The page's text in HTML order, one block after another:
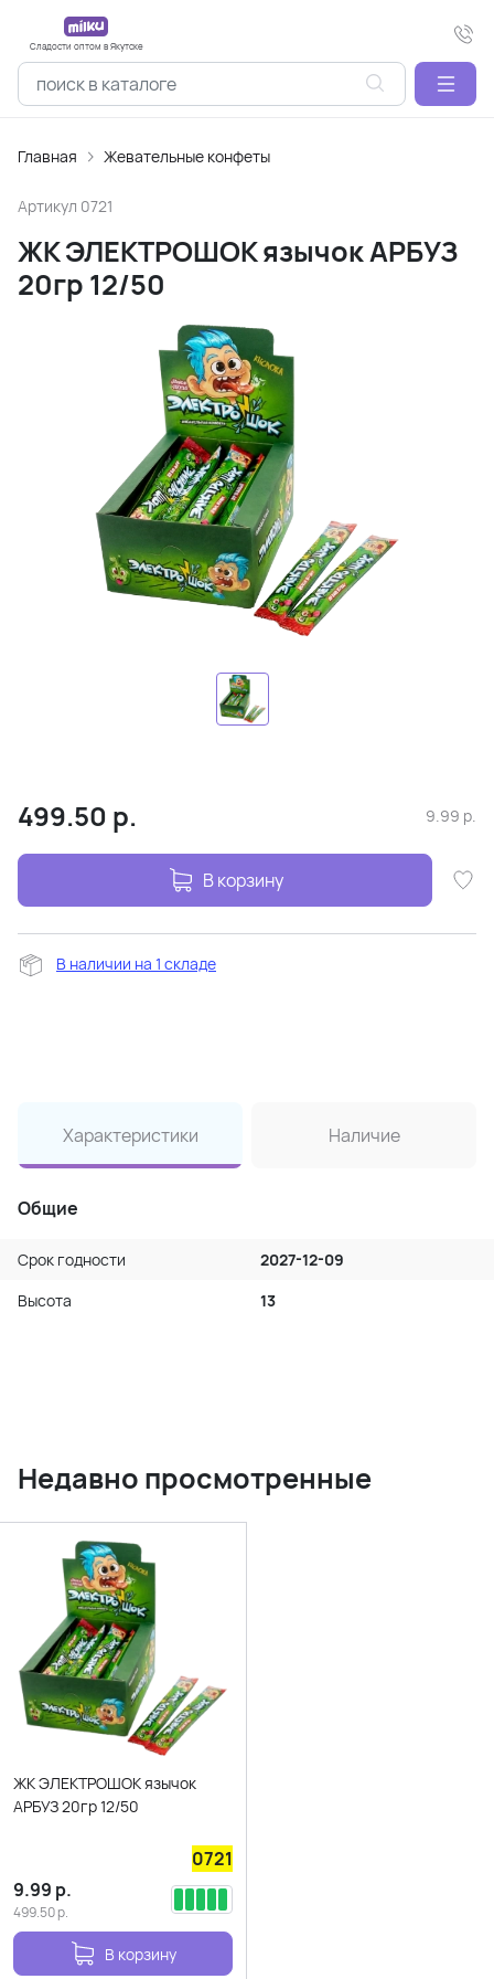
Сладости оптом в Якутске
Главная Жевательные конфеты
Артикул 0721
ЖК ЭЛЕКТРОШОК язычок АРБУЗ
20гр 12/50
499.50 р. 9.99 р.
В корзину
В наличии на 1 складе
Характеристики Наличие
Общие
Срок годности
2027-12-09
Высота
13
Недавно просмотренные
ЖК ЭЛЕКТРОШОК язычок
АРБУЗ 20гр 12/50
0721
9.99 р.
499.50р.
В корзину